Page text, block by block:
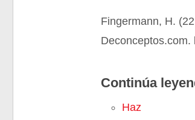
Fingermann, H.
Continúa
Haz